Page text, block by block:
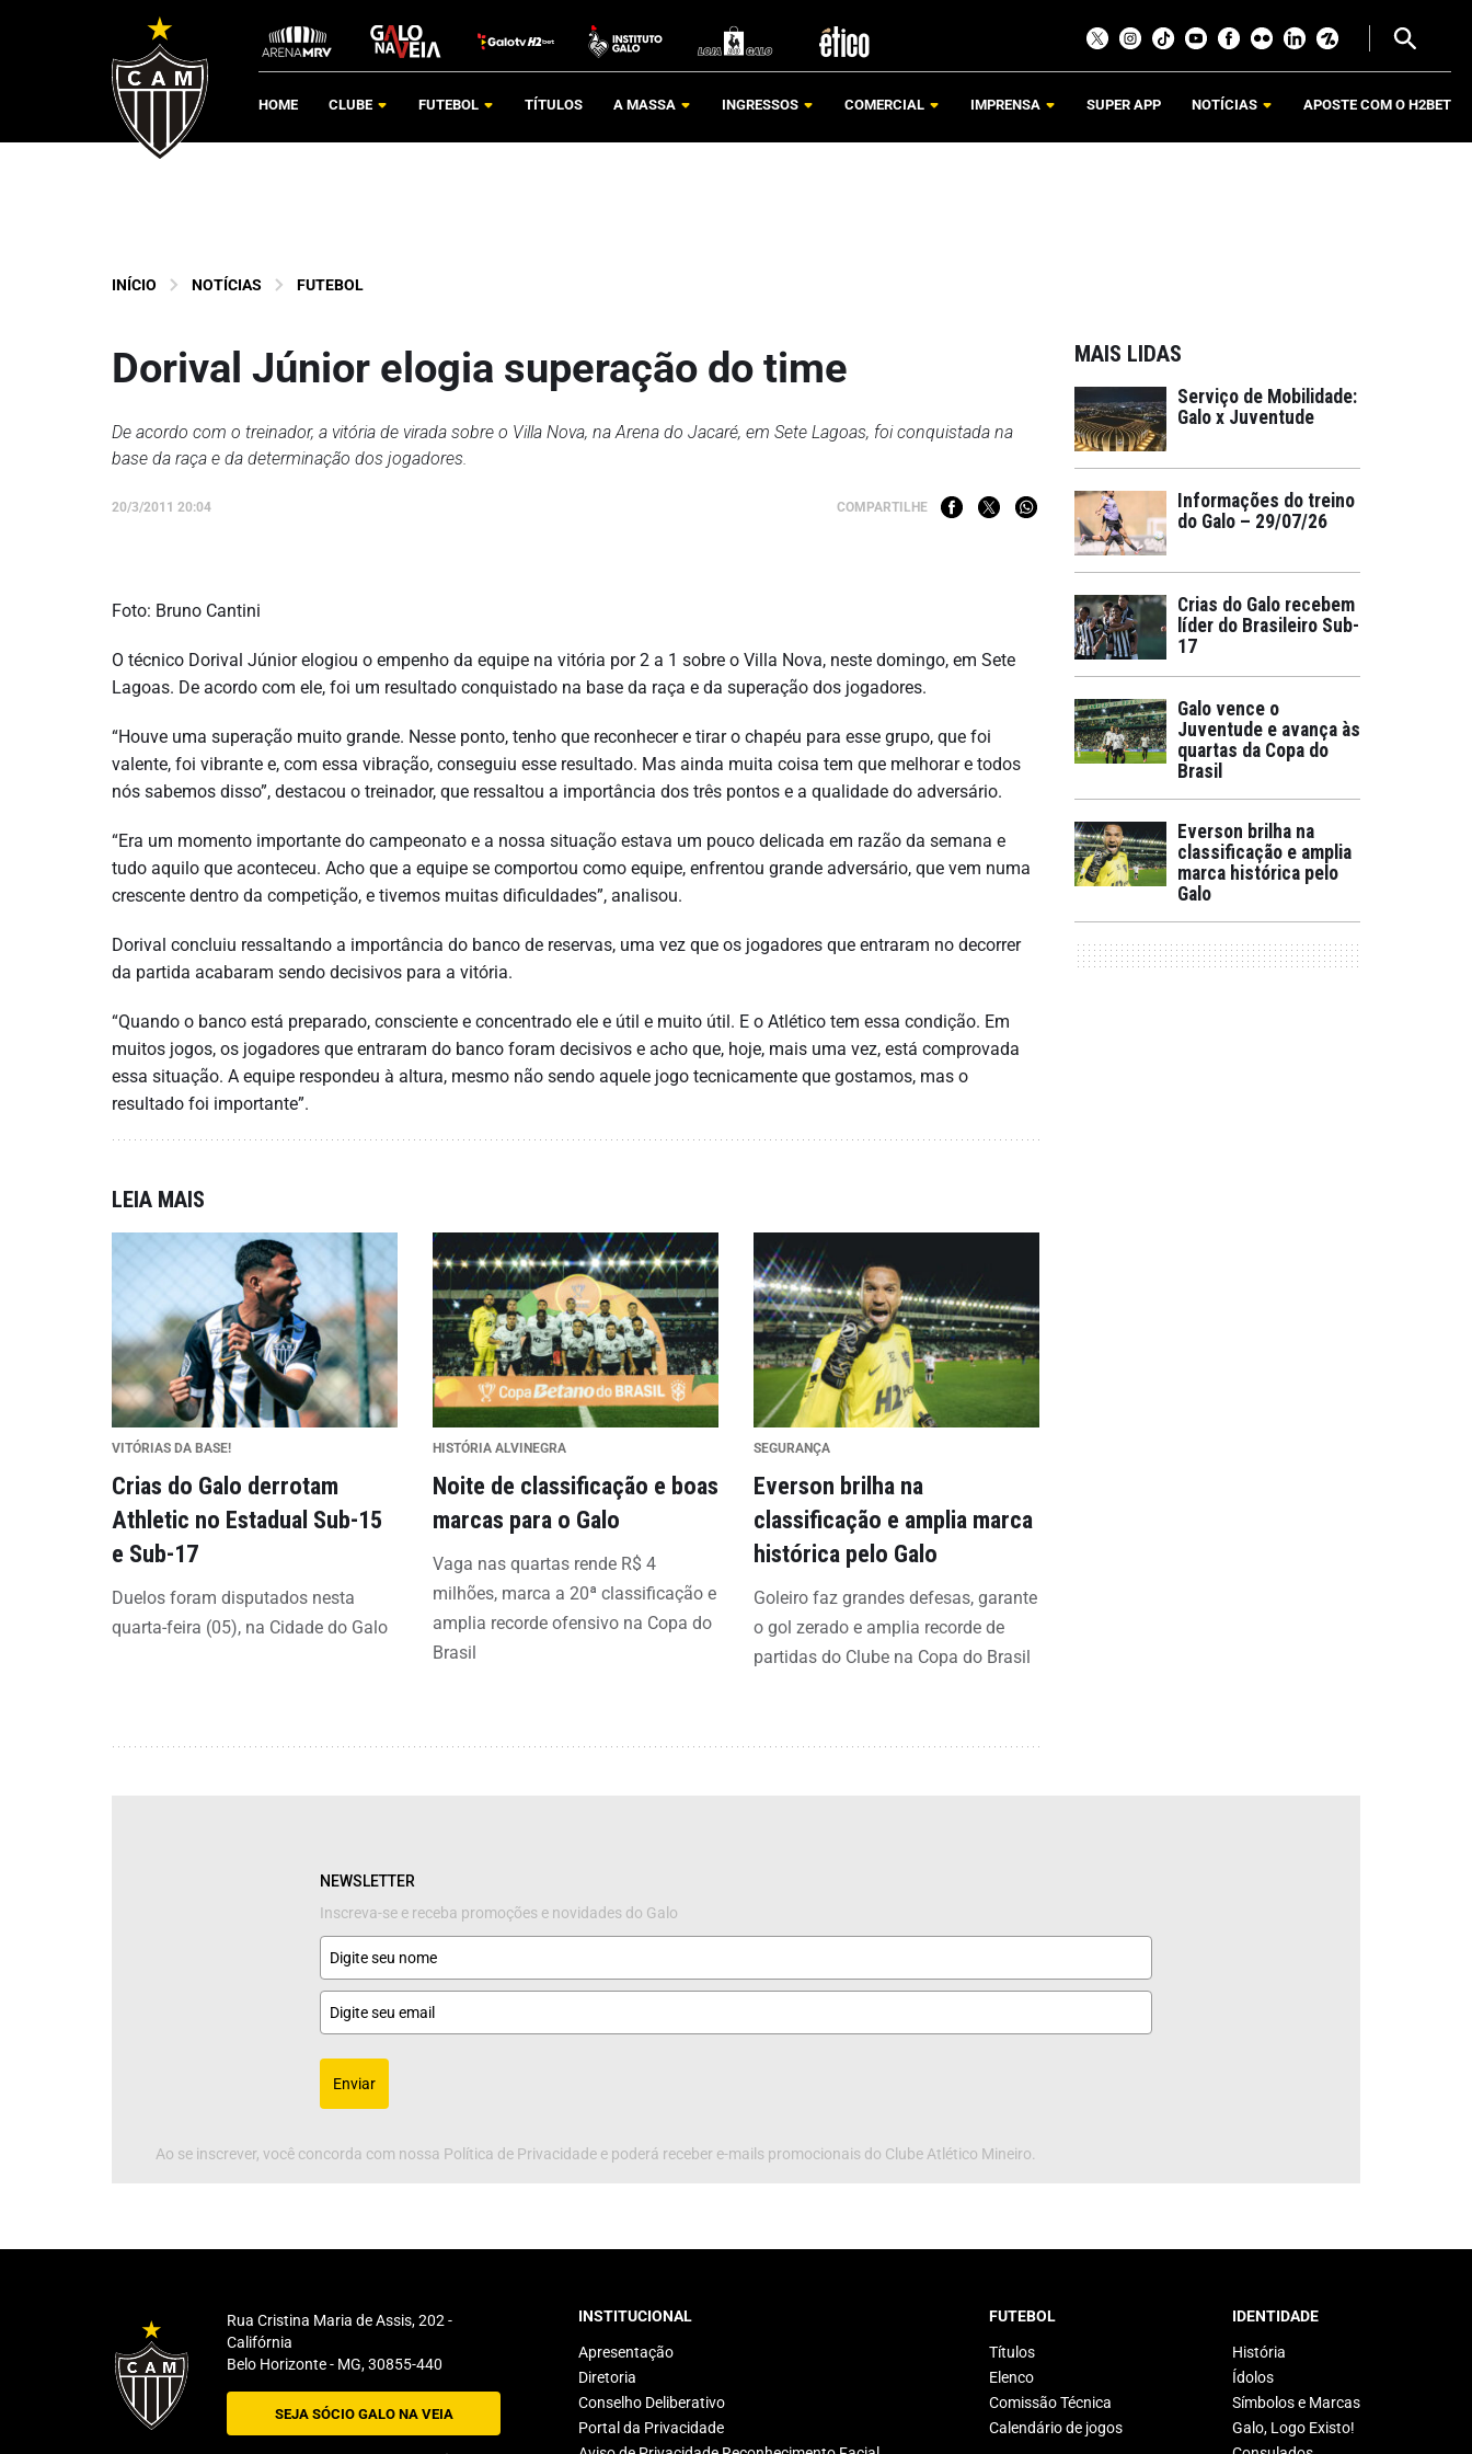
HOME CLUBE FUTEBOL TÍTULOS A MASSA INGRESSOS COMERCIAL IMPRENSA SUPER APP NOTÍCIAS APOSTE COM O H2BET
INÍCIO NOTÍCIAS FUTEBOL
Dorival Júnior elogia superação do time
De acordo com o treinador, a vitória de virada sobre o Villa Nova, na Arena do Jacaré, em Sete Lagoas, foi conquistada na
base da raça e da determinação dos jogadores.
20/3/2011 20:04 COMPARTILHE
Foto: Bruno Cantini
O técnico Dorival Júnior elogiou o empenho da equipe na vitória por 2 a 1 sobre o Villa Nova, neste domingo, em Sete
Lagoas. De acordo com ele, foi um resultado conquistado na base da raça e da superação dos jogadores.
“Houve uma superação muito grande. Nesse ponto, tenho que reconhecer e tirar o chapéu para esse grupo, que foi
valente, foi vibrante e, com essa vibração, conseguiu esse resultado. Mas ainda muita coisa tem que melhorar e todos
nós sabemos disso”, destacou o treinador, que ressaltou a importância dos três pontos e a qualidade do adversário.
“Era um momento importante do campeonato e a nossa situação estava um pouco delicada em razão da semana e
tudo aquilo que aconteceu. Acho que a equipe se comportou como equipe, enfrentou grande adversário, que vem numa
crescente dentro da competição, e tivemos muitas dificuldades”, analisou.
Dorival concluiu ressaltando a importância do banco de reservas, uma vez que os jogadores que entraram no decorrer
da partida acabaram sendo decisivos para a vitória.
“Quando o banco está preparado, consciente e concentrado ele e útil e muito útil. E o Atlético tem essa condição. Em
muitos jogos, os jogadores que entraram do banco foram decisivos e acho que, hoje, mais uma vez, está comprovada
essa situação. A equipe respondeu à altura, mesmo não sendo aquele jogo tecnicamente que gostamos, mas o
resultado foi importante”.
LEIA MAIS
VITÓRIAS DA BASE!
Crias do Galo derrotam
Athletic no Estadual Sub-15
e Sub-17
Duelos foram disputados nesta
quarta-feira (05), na Cidade do Galo
HISTÓRIA ALVINEGRA
Noite de classificação e boas
marcas para o Galo
Vaga nas quartas rende R$ 4
milhões, marca a 20ª classificação e
amplia recorde ofensivo na Copa do
Brasil
SEGURANÇA
Everson brilha na
classificação e amplia marca
histórica pelo Galo
Goleiro faz grandes defesas, garante
o gol zerado e amplia recorde de
partidas do Clube na Copa do Brasil
MAIS LIDAS
Serviço de Mobilidade:
Galo x Juventude
Informações do treino
do Galo – 29/07/26
Crias do Galo recebem
líder do Brasileiro Sub-
17
Galo vence o
Juventude e avança às
quartas da Copa do
Brasil
Everson brilha na
classificação e amplia
marca histórica pelo
Galo
NEWSLETTER
Inscreva-se e receba promoções e novidades do Galo
Enviar
Ao se inscrever, você concorda com nossa Política de Privacidade e poderá receber e-mails promocionais do Clube Atlético Mineiro.
Rua Cristina Maria de Assis, 202 -
Califórnia
Belo Horizonte - MG, 30855-440
SEJA SÓCIO GALO NA VEIA
INSTITUCIONAL
Apresentação
Diretoria
Conselho Deliberativo
Portal da Privacidade
FUTEBOL
Títulos
Elenco
Comissão Técnica
Calendário de jogos
IDENTIDADE
História
Ídolos
Símbolos e Marcas
Galo, Logo Existo!